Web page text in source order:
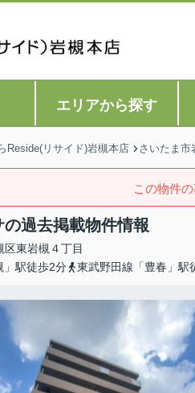
エリアから探す
Reside(リサイド)岩槻本店 さいたま市
この物件
過去掲載物件情報
区東岩槻 ４丁目
」駅徒歩2分
東武野田線「豊春」駅